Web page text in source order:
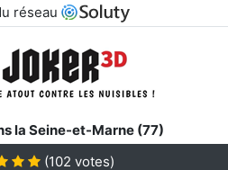
réseau
la Seine-et-Marne (77)
(102 votes)